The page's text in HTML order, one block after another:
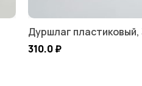
Дуршлаг пластиковый,
310.0₽